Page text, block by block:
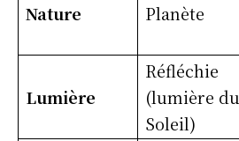
Nature Planète
Lumière
Réfléchie
(lumière du
Soleil)